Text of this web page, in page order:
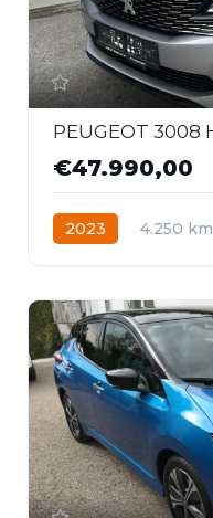
€47.990,00
2023 4.250 km